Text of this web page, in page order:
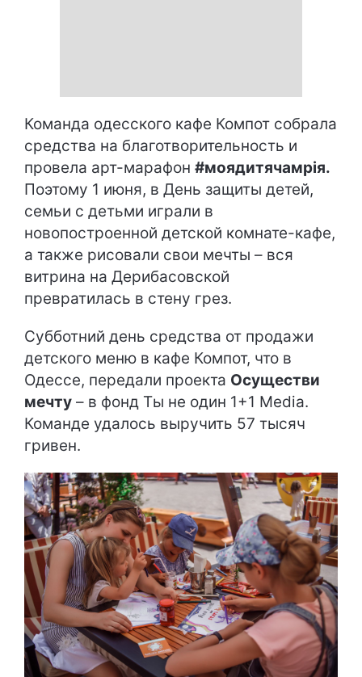
Команда одесского кафе Компот собрала
средства на благотворительность и
провела арт-марафон #моядитячамрія.
Поэтому 1 июня, в День защиты детей,
семьи с детьми играли в
новопостроенной детской комнате-кафе,
а также рисовали свои мечты – вся
витрина на Дерибасовской
превратилась в стену грез.
Субботний день средства от продажи
детского меню в кафе Компот, что в
Одессе, передали проекта Осуществи
мечту – в фонд Ты не один 1+1 Media.
Команде удалось выручить 57 тысяч
гривен.